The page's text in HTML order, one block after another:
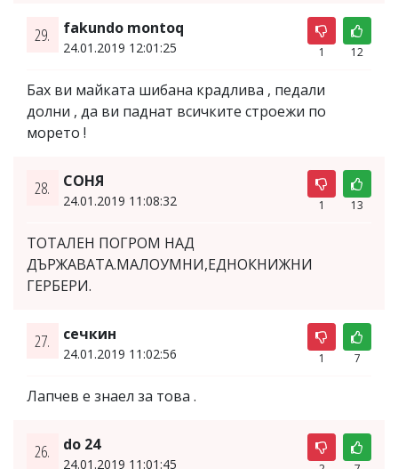
29. fakundo montoq
24.01.2019 12:01:25 1 12
Бах ви майката шибана крадлива , педали
долни , да ви паднат всичките строежи по
морето !
28. СОНЯ
24.01.2019 11:08:32 1 13
ТОТАЛЕН ПОГРОМ НАД
ДЪРЖАВАТА.МАЛОУМНИ,ЕДНОКНИЖНИ
ГЕРБЕРИ.
27. сечкин
24.01.2019 11:02:56 1 7
Лапчев е знаел за това .
26. do 24
24.01.2019 11:01:45